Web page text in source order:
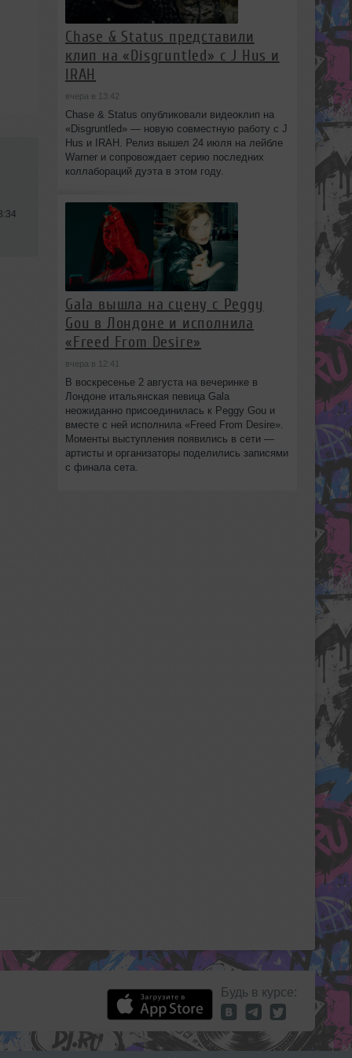
Chase & Status представили
клип на «Disgruntled» с J Hus и
IRAH
вчера в 13:42
Chase & Status опубликовали видеоклип на
«Disgruntled» — новую совместную работу с J
Hus и IRAH. Релиз вышел 24 июля на лейбле
Warner и сопровождает серию последних
коллабораций дуэта в этом году.
Gala вышла на сцену с Peggy
Gou в Лондоне и исполнила
«Freed From Desire»
вчера в 12:41
В воскресенье 2 августа на вечеринке в
Лондоне итальянская певица Gala
неожиданно присоединилась к Peggy Gou и
вместе с ней исполнила «Freed From Desire».
Моменты выступления появились в сети —
артисты и организаторы поделились записями
с финала сета.
Будь в курсе: